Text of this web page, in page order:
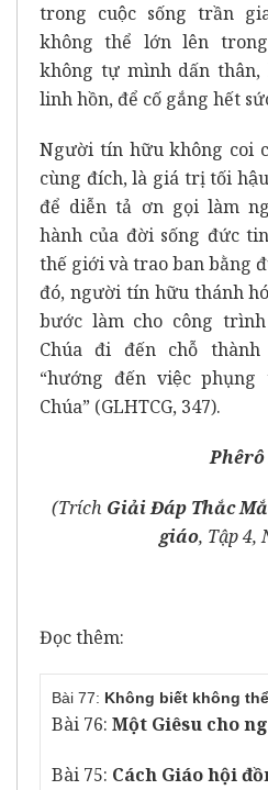
trong cuộc sống trần
không thể lớn lên
không tự mình dấn thân,
linh hồn, để cố gắng hết
Người tín hữu không coi
cùng đích, là giá trị tối
để diễn tả ơn gọi làm
hành của đời sống đức
thế giới và trao ban bằng
đó, người tín hữu thánh
bước làm cho công
Chúa đi đến chỗ
“hướng đến việc
Chúa” (GLHTCG, 347).
Phêrô
(Trích Giải Đáp Thắc
giáo, Tập 4,
Đọc thêm:
Bài 77: Không biết không
Bài 76: Một Giêsu cho
Bài 75: Cách Giáo hội